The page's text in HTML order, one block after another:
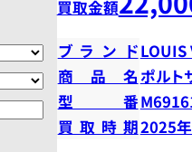
買取金額
ブランドLOUIS
商品名ポルト
型番
買取時期2025